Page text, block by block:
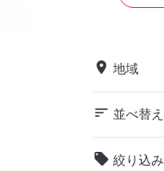
place 地域
sort 並べ替え
local_offer 絞り込み